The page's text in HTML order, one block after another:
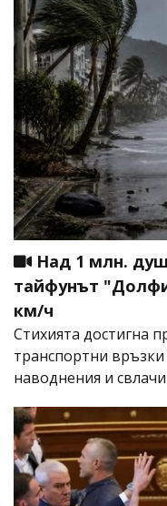
Над 1 млн.
тайфунът
км/ч
Стихията достигна
транспортни
наводнения и